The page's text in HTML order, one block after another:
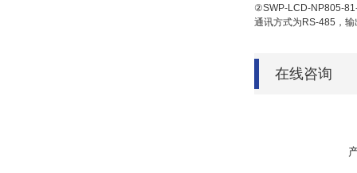
②SWP-LCD-NP805-
通讯方式为RS-485，
在线咨询